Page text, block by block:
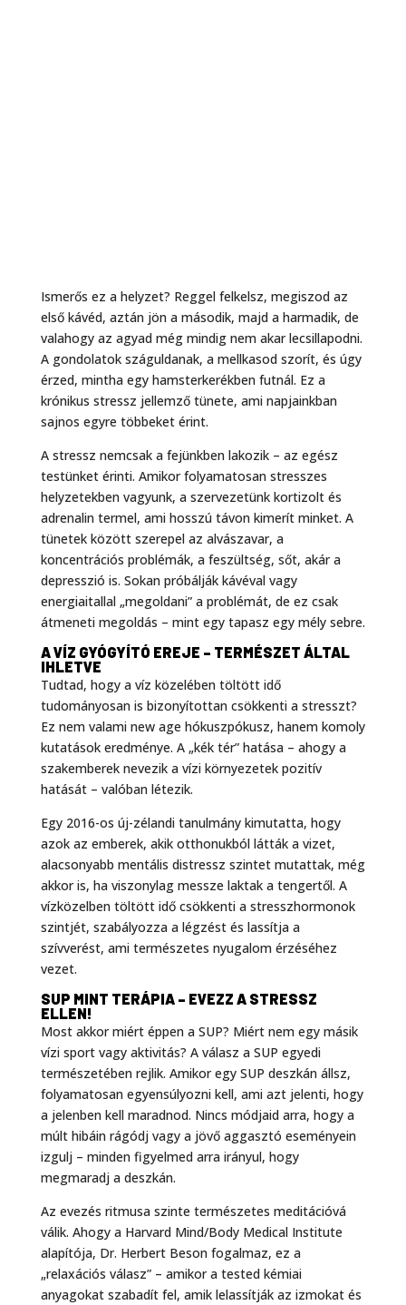
Ismerős ez a helyzet? Reggel felkelsz, megiszod az
első kávéd, aztán jön a második, majd a harmadik, de
valahogy az agyad még mindig nem akar lecsillapodni.
A gondolatok száguldanak, a mellkasod szorít, és úgy
érzed, mintha egy hamsterkerékben futnál. Ez a
krónikus stressz jellemző tünete, ami napjainkban
sajnos egyre többeket érint.
A stressz nemcsak a fejünkben lakozik – az egész
testünket érinti. Amikor folyamatosan stresszes
helyzetekben vagyunk, a szervezetünk kortizolt és
adrenalin termel, ami hosszú távon kimerít minket. A
tünetek között szerepel az alvászavar, a
koncentrációs problémák, a feszültség, sőt, akár a
depresszió is. Sokan próbálják kávéval vagy
energiaitallal „megoldani” a problémát, de ez csak
átmeneti megoldás – mint egy tapasz egy mély sebre.
A VÍZ GYÓGYÍTÓ EREJE – TERMÉSZET ÁLTAL
IHLETVE
Tudtad, hogy a víz közelében töltött idő
tudományosan is bizonyítottan csökkenti a stresszt?
Ez nem valami new age hókuszpókusz, hanem komoly
kutatások eredménye. A „kék tér” hatása – ahogy a
szakemberek nevezik a vízi környezetek pozitív
hatását – valóban létezik.
Egy 2016-os új-zélandi tanulmány kimutatta, hogy
azok az emberek, akik otthonukból látták a vizet,
alacsonyabb mentális distressz szintet mutattak, még
akkor is, ha viszonylag messze laktak a tengertől. A
vízközelben töltött idő csökkenti a stresszhormonok
szintjét, szabályozza a légzést és lassítja a
szívverést, ami természetes nyugalom érzéséhez
vezet.
SUP MINT TERÁPIA – EVEZZ A STRESSZ
ELLEN!
Most akkor miért éppen a SUP? Miért nem egy másik
vízi sport vagy aktivitás? A válasz a SUP egyedi
természetében rejlik. Amikor egy SUP deszkán állsz,
folyamatosan egyensúlyozni kell, ami azt jelenti, hogy
a jelenben kell maradnod. Nincs módjaid arra, hogy a
múlt hibáin rágódj vagy a jövő aggasztó eseményein
izgulj – minden figyelmed arra irányul, hogy
megmaradj a deszkán.
Az evezés ritmusa szinte természetes meditációvá
válik. Ahogy a Harvard Mind/Body Medical Institute
alapítója, Dr. Herbert Beson fogalmaz, ez a
„relaxációs válasz” – amikor a tested kémiai
anyagokat szabadít fel, amik lelassítják az izmokat és